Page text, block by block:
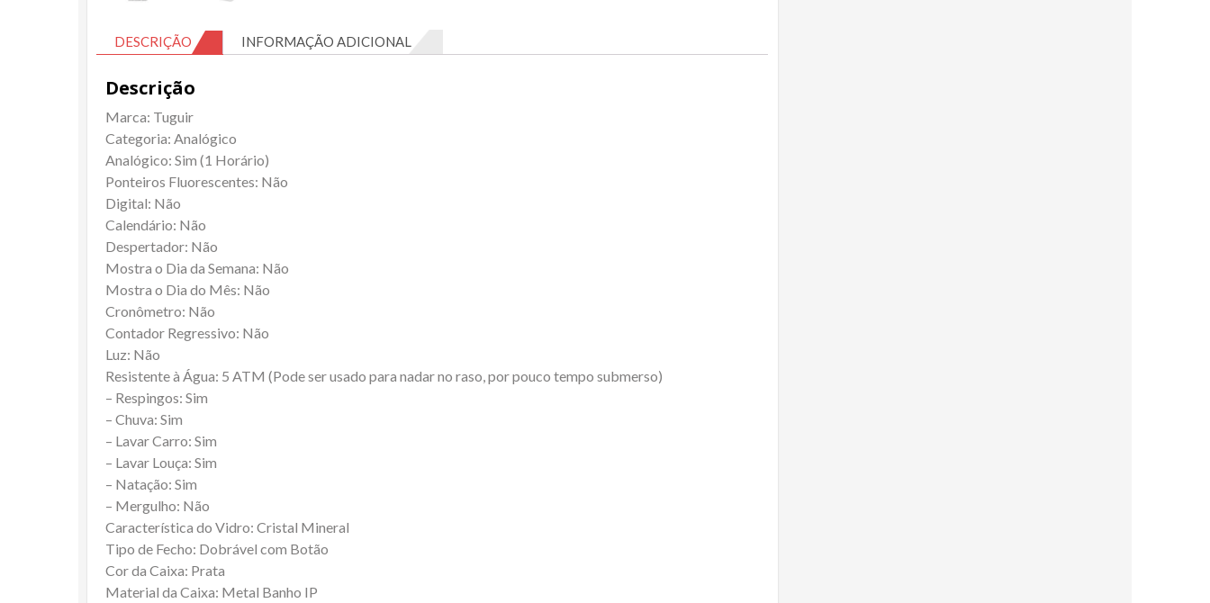
DESCRIÇÃO INFORMAÇÃO ADICIONAL
Descrição
Marca: Tuguir
Categoria: Analógico
Analógico: Sim (1 Horário)
Ponteiros Fluorescentes: Não
Digital: Não
Calendário: Não
Despertador: Não
Mostra o Dia da Semana: Não
Mostra o Dia do Mês: Não
Cronômetro: Não
Contador Regressivo: Não
Luz: Não
Resistente à Água: 5 ATM (Pode ser usado para nadar no raso, por pouco tempo submerso)
– Respingos: Sim
– Chuva: Sim
– Lavar Carro: Sim
– Lavar Louça: Sim
– Natação: Sim
– Mergulho: Não
Característica do Vidro: Cristal Mineral
Tipo de Fecho: Dobrável com Botão
Cor da Caixa: Prata
Material da Caixa: Metal Banho IP